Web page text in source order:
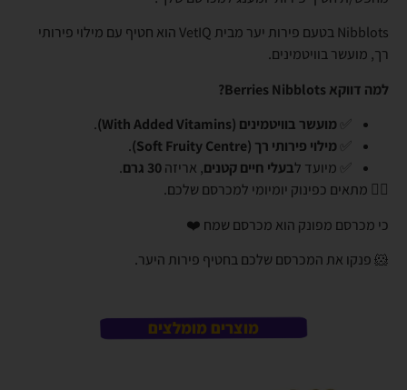
Nibblots בטעם פירות יער מבית VetIQ הוא חטיף עם מילוי פירותי
רך, מועשר בוויטמינים.
למה דווקא Berries Nibblots?
מועשר בוויטמינים (With Added Vitamins)
.
מילוי פירותי רך (Soft Fruity Centre)
.
✅ מיועד לבעלי חיים קטנים, אריזה30 גרם
.
👈🏼 מתאים כפינוק יומיומי למכרסם שלכם.
כי מכרסם מפונק הוא מכרסם שמח ❤️
🐹 פנקו את המכרסם שלכם בחטיף פירות היער.
מוצרים מומלצים